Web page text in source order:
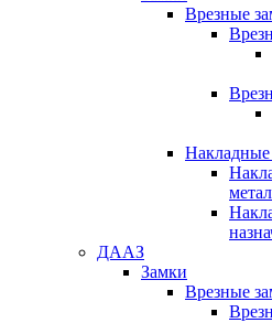
Врезные
Накладные
ДААЗ
Замки
Врезные